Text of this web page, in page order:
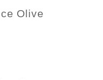
Olive